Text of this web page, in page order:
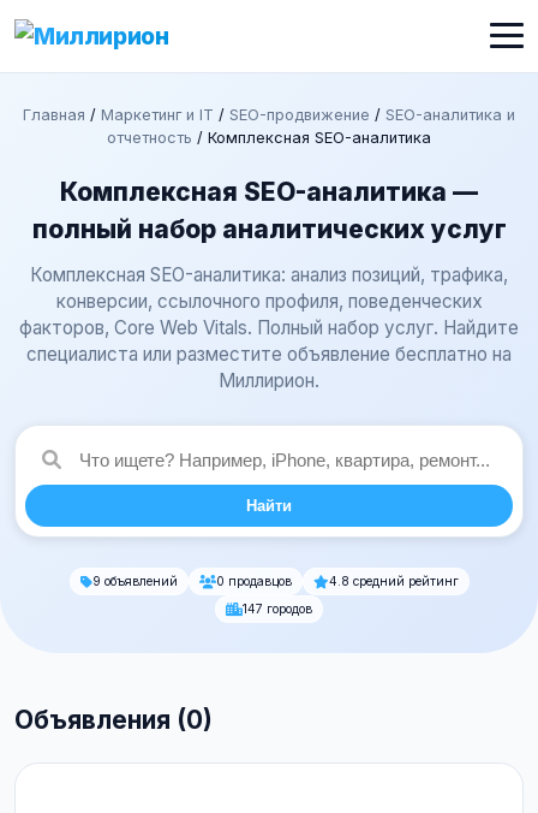
Главная / Маркетинг и IT / SEO-продвижение / SEO-аналитика и
отчетность / Комплексная SEO-аналитика
Комплексная SEO-аналитика —
полный набор аналитических услуг
Комплексная SEO-аналитика: анализ позиций, трафика,
конверсии, ссылочного профиля, поведенческих
факторов, Core Web Vitals. Полный набор услуг. Найдите
специалиста или разместите объявление бесплатно на
Миллирион.
Найти
9 объявлений 0 продавцов
4.8 средний рейтинг
147 городов
Объявления (0)